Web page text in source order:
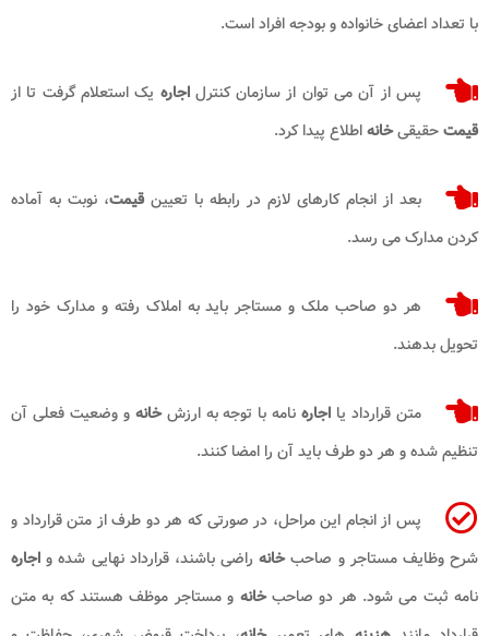
با تعداد اعضای خانواده و بودجه افراد است.
پس از آن می توان از سازمان کنترلاجاره یک استعلام گرفت تا از
قیمتحقیقیخانهاطلاع پیدا کرد.
بعد از انجام کارهای لازم در رابطه با تعیینقیمت، نوبت به آماده
کردن مدارک می رسد.
هر دو صاحب ملک و مستاجر باید به املاک رفته و مدارک خود را
تحویل بدهند.
متن قرارداد یا اجاره نامه با توجه به ارزشخانهو وضعیت فعلی آن
تنظیم شده و هر دو طرف باید آن را امضا کنند.
پس از انجام این مراحل، در صورتی که هر دو طرف از متن قرارداد و
شرح وظایف مستاجر و صاحبخانه راضی باشند، قرارداد نهایی شده و اجاره
نامه ثبت می شود. هر دو صاحبخانه و مستاجر موظف هستند که به متن